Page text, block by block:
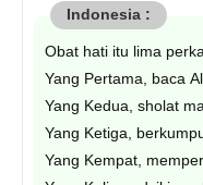
Obat hati itu lima
Yang Pertama, baca
Yang Kedua, sholat
Yang Ketiga,
Yang Kempat,